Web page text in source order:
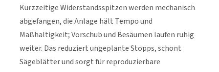
Kurzzeitige Widerstandsspitzen werden mechanisch
abgefangen, die Anlage hält Tempo und
Maßhaltigkeit; Vorschub und Besäumen laufen ruhig
weiter. Das reduziert ungeplante Stopps, schont
Sägeblätter und sorgt für reproduzierbare